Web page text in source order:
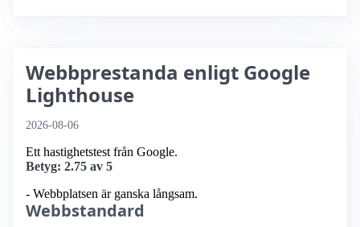
Webbprestanda enligt Google
Lighthouse
2026-08-06
Ett hastighetstest från Google.
Betyg: 2.75 av 5
- Webbplatsen är ganska långsam.
Webbstandard